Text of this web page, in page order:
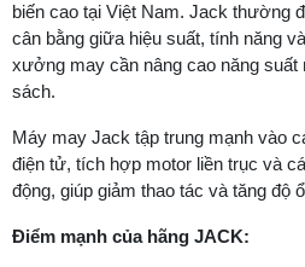
biến cao tại Việt Nam. Jack thường
cân bằng giữa hiệu suất, tính năng
xưởng may cần nâng cao năng suất
sách.
Máy may Jack tập trung mạnh vào
điện tử, tích hợp motor liền trục và
động, giúp giảm thao tác và tăng độ
Điểm mạnh của hãng JACK: